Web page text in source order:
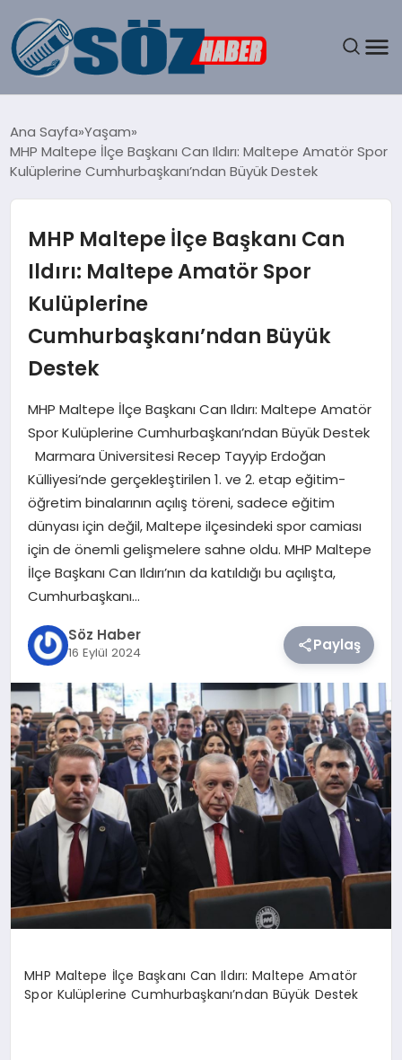
SPOR
EĞITIM
TEKNOLOJI
SIYASET
YAŞAM
Ana Sayfa Yaşam
MHP Maltepe İlçe Başkanı Can Ildırı: Maltepe Amatör Spor
Kulüplerine Cumhurbaşkanı’ndan Büyük Destek
MHP Maltepe İlçe Başkanı Can
Ildırı: Maltepe Amatör Spor
Kulüplerine
Cumhurbaşkanı’ndan Büyük
Destek
MHP Maltepe İlçe Başkanı Can Ildırı: Maltepe Amatör
Spor Kulüplerine Cumhurbaşkanı’ndan Büyük Destek
Marmara Üniversitesi Recep Tayyip Erdoğan
Külliyesi’nde gerçekleştirilen 1. ve 2. etap eğitim-
öğretim binalarının açılış töreni, sadece eğitim
dünyası için değil, Maltepe ilçesindeki spor camiası
için de önemli gelişmelere sahne oldu. MHP Maltepe
İlçe Başkanı Can Ildırı’nın da katıldığı bu açılışta,
Cumhurbaşkanı…
Söz Haber
16 Eylül 2024 Paylaş
MHP Maltepe İlçe Başkanı Can Ildırı: Maltepe Amatör
Spor Kulüplerine Cumhurbaşkanı’ndan Büyük Destek